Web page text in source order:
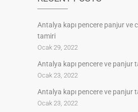
Antalya kapı pencere panjur ve
tamiri
Ocak 29, 2022
Antalya kapı pencere ve panjur
Ocak 23, 2022
Antalya kapı pencere ve panjur
Ocak 23, 2022